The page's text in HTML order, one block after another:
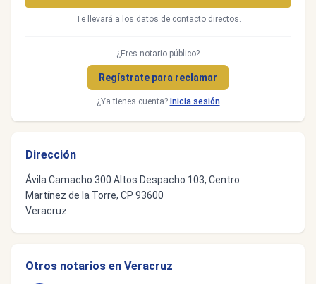
Te llevará a los datos de contacto directos.
¿Eres notario público?
Regístrate para reclamar
¿Ya tienes cuenta? Inicia sesión
Dirección
Ávila Camacho 300 Altos Despacho 103, Centro
Martínez de la Torre, CP 93600
Veracruz
Otros notarios en Veracruz